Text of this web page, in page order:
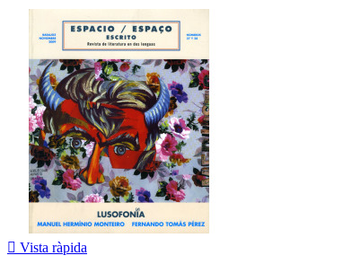
 Vista ràpida